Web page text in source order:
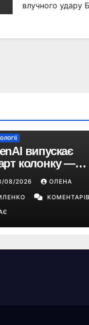
влучного удару
випускає
колонку —
колонку
камерою та
понад $300
08/2026 ОЛЕНА
КОМЕНТАРІВ